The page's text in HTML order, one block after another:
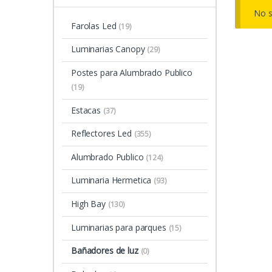
No
Farolas Led (19)
Luminarias Canopy (29)
Postes para Alumbrado Publico
(19)
Estacas (37)
Reflectores Led (355)
Alumbrado Publico (124)
Luminaria Hermetica (93)
High Bay (130)
Luminarias para parques (15)
Bañadores de luz (0)